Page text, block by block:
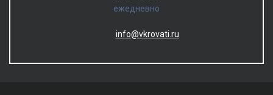
ежедневно
info@vkrovati.ru